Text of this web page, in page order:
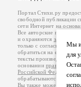
Мы
для
Портал Стихи.ру
свободной публикации
сети Интернет на
Все авторские права на
и охраняются законом
.
только с согласия его
обратиться на его
тексты произведений
основанииправил
Российской Федерации
обрабатываются на
Вы также можете